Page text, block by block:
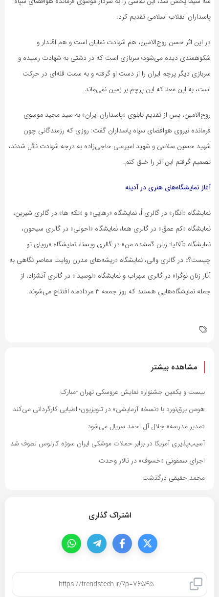
پاسداران انقلاب اسلامی تقدیم کرد.
در این اثر حسن روح‌الامین، هم شهادت نمایان است و هم اقتدار و
شکوهمندی دیده می‌شود؛ سربازی است که در دشتی به شهادت رسیده و
سربازی دیگر پرچم ایران را از دست او گرفته و به سمت قله‌ای در حرکت
است، به این معنا که این پرچم بر زمین نمی‌ماند.
روح‌الامین، پس از تقدیم تابلوی «پاسداران ایران» به سید مجید موسوی
فرمانده نیروی هوافضای سپاه پاسداران گفت: روزی که رزمندگانی چون
شهید حسین سلامی و شهید امیرعلی حاجی‌زاده به درجه شهادت نائل شدند،
تصمیم گرفتم این اثر را خلق کنم.
آغاز نمایشگاه‌های هنری در آدینه
نمایشگاه «انگار» در گالری اُ، نمایشگاه «رهایی» و «تکه ها» در گالری شیرین،
نمایشگاه «کم عمق» در گالری هما، نمایشگاه «احولی» در گالری سیحون،
نمایشگاه «آلالیا: زبان گمشده من» در گالری ویستا، نمایشگاه «رویای تو
چیست؟» در گالری والی، نمایشگاه «ریشه‌های مدرن روایت معاصر نگاهی به
آثار زنان نوگرا» در گالری سهراب و نمایشگاه «لوسیدا» در گالری آتشزاد، از
جمله نمایشگاه‌هایی هستند که روز جمعه ۳ مردادماه افتتاح می‌شوند.
مشاهده بیشتر
بیست و یکمین جشنواره نمایش عروسکی تهران -مبارک
هومن برق‌نورد با «نسخه آزمایشی» در تلویزیون؛ اطیابی کارگردانی می‌کند
«مدیر مدرسه» جلال آل احمد سریال می‌شود
آسیب‌پذیری آمریکا در برابر حملات موشکی ایران سوژه کارلوس لطوف شد
اجرای سمفونی «خسوف» در تالار وحدت
محمد حقیقی درگذشت
اشتراک گذاری